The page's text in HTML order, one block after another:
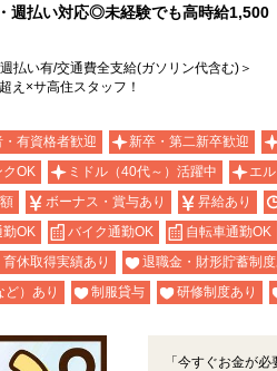
週払い対応◎未経験でも高時給1,500
い有/交通費全支給(ガソリン代含む)＞
え×サ高住スタッフ！
・有資格者歓迎 新卒・第二新卒歓迎
クOK ミドル（40代～）活躍中
エ
ボーナス・賞与あり 昇給あり
勤OK バイク通勤OK 自転車通勤OK
育休取得実績あり
退職金・財形貯蓄制度
）あり
制服貸与 研修制度あり
「今すぐお金が